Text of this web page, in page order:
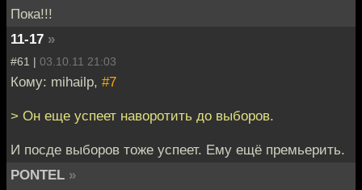
Пока!!!
11-17 »
#61 | 03.10.11 21:03
Кому: mihailp, #7
> Он еще успеет наворотить до выборов.
И посде выборов тоже успеет. Ему ещё премьерить.
PONTEL »